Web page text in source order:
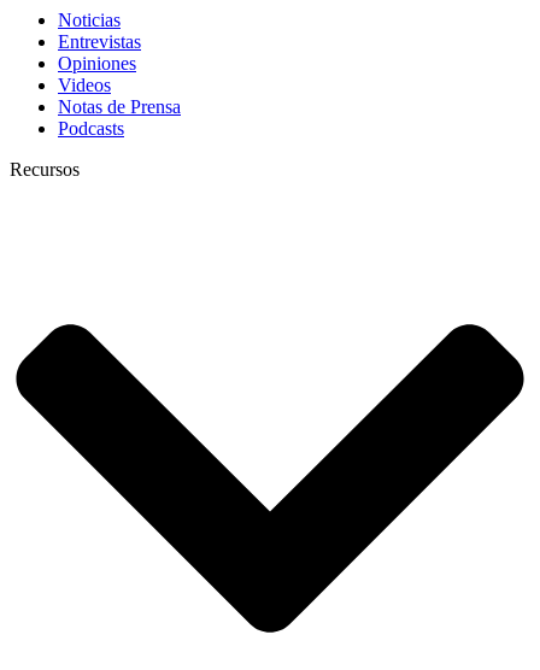
Noticias
Entrevistas
Opiniones
Videos
Notas de Prensa
Podcasts
Recursos